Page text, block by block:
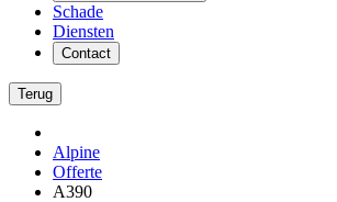
Schade
Diensten
Contact
Terug
Alpine
Offerte
A390